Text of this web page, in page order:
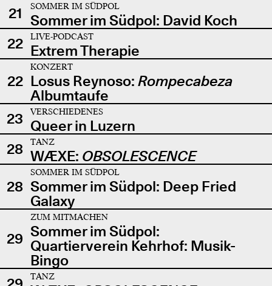
21
SOMMER IM SÜDPOL
Sommer im Südpol: David Koch
22
LIVE-PODCAST
Extrem Therapie
22
KONZERT
Losus Reynoso: Rompecabeza
Albumtaufe
23
VERSCHIEDENES
Queer in Luzern
28
TANZ
WÆXE: OBSOLESCENCE
28
SOMMER IM SÜDPOL
Sommer im Südpol: Deep Fried
Galaxy
29
ZUM MITMACHEN
Sommer im Südpol:
Quartierverein Kehrhof: Musik-
Bingo
TANZ